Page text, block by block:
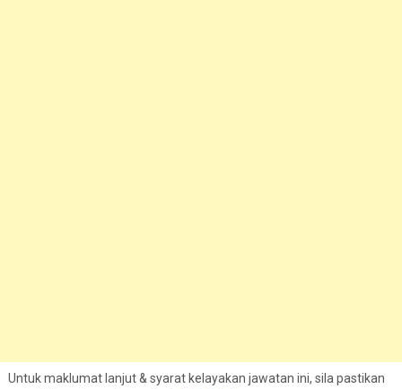
Untuk maklumat lanjut & syarat kelayakan jawatan ini, sila pastikan